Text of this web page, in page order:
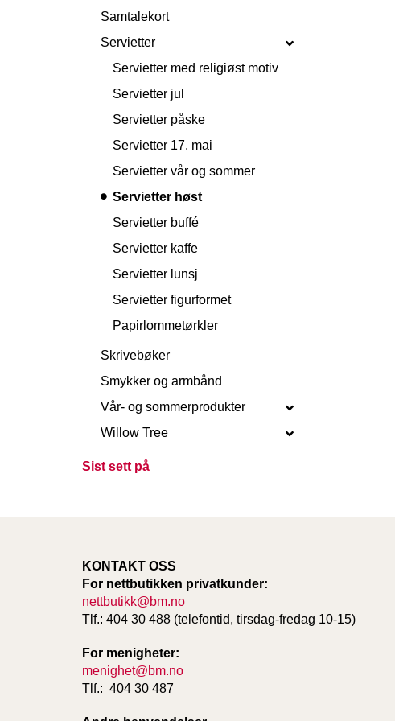
Samtalekort
Servietter
Servietter med religiøst motiv
Servietter jul
Servietter påske
Servietter 17. mai
Servietter vår og sommer
Servietter høst
Servietter buffé
Servietter kaffe
Servietter lunsj
Servietter figurformet
Papirlommetørkler
Skrivebøker
Smykker og armbånd
Vår- og sommerprodukter
Willow Tree
Sist sett på
KONTAKT OSS
For nettbutikken privatkunder:
nettbutikk@bm.no
Tlf.: 404 30 488 (telefontid, tirsdag-fredag 10-15)
For menigheter:
menighet@bm.no
Tlf.: 404 30 487